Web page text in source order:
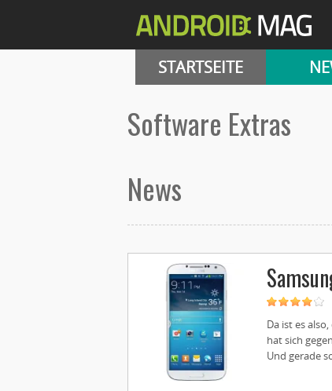
STARTSEITE
Software Extras
News
Da ist es
hat sich
Und gerade